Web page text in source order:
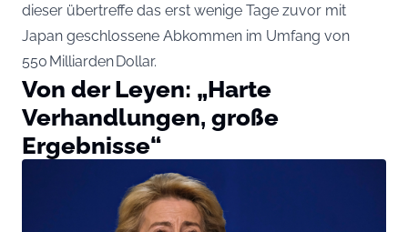
dieser übertreffe das erst wenige Tage zuvor mit
Japan geschlossene Abkommen im Umfang von
550 Milliarden Dollar.
Von der Leyen: „Harte
Verhandlungen, große
Ergebnisse“